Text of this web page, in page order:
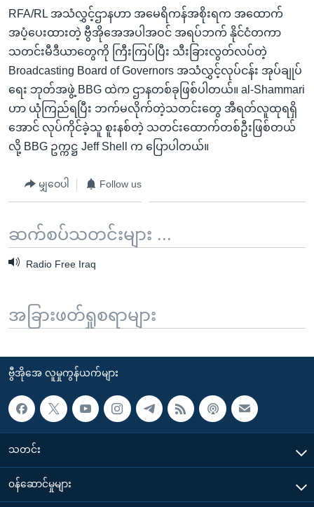
RFA/RL အသံလွှင့်ဌာနဟာ အမေရိကန်အစိုးရက အထောက်
အပံ့ပေးထားတဲ့ ဗွီအိုအေအပါအဝင် အရပ်ဘက် နိုင်ငံတကာ
သတင်းမီဒီယာတွေကို ကြီးကြပ်ပြီး သီးခြားလွတ်လပ်တဲ့
Broadcasting Board of Governors အသံလွှင့်လုပ်ငန်း အုပ်ချုပ်
ရေး ဘုတ်အဖွဲ့ BBG ထဲက ဌာနတစ်ခုဖြစ်ပါတယ်။ al-Shammari
ဟာ ယုံကြည်ရပြီး ဘက်မလိုက်တဲ့သတင်းတွေ အီရတ်လူထုရရှိ
အောင် လုပ်ကိုင်ခဲ့သူ စူးနစ်တဲ့ သတင်းထောက်တစ်ဦးဖြစ်တယ်
လို့ BBG ဥက္ကဋ္ဌ Jeff Shell က ပြောပါတယ်။
မျှဝေပါ Follow us
ဆက်စပ်သတင်းများ ...
Radio Free Iraq
အခြားဖတ်ရှုစရာများ
ဗွီအိုအေ လူမှုကွန်ယက်များ
သတင်း
၀န်ဆောင်မှုများ